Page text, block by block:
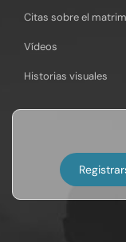
Citas sobre el
Vídeos
Historias visuales